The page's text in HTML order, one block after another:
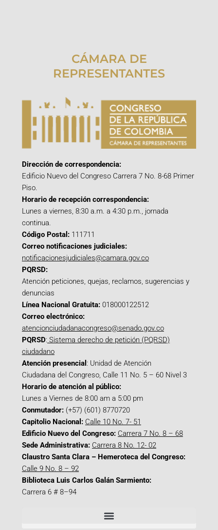
CÁMARA DE
REPRESENTANTES
Dirección de correspondencia:
Edificio Nuevo del Congreso Carrera 7 No. 8-68 Primer
Piso.
Horario de recepción correspondencia:
Lunes a viernes, 8:30 a.m. a 4:30 p.m., jornada
continua.
Código Postal: 111711
Correo notificaciones judiciales:
notificacionesjudiciales@camara.gov.co
PQRSD:
Atención peticiones, quejas, reclamos, sugerencias y
denuncias
Línea Nacional Gratuita: 018000122512
Correo electrónico:
atencionciudadanacongreso@senado.gov.co
PQRSD: Sistema derecho de petición (PQRSD)
ciudadano
Atención presencial : Unidad de Atención
Ciudadana del Congreso, Calle 11 No. 5 – 60 Nivel 3
Horario de atención al público:
Lunes a Viernes de 8:00 am a 5:00 pm
Conmutador: (+57) (601) 8770720
Capitolio Nacional: Calle 10 No. 7- 51
Edificio Nuevo del Congreso: Carrera 7 No. 8 – 68
Sede Administrativa: Carrera 8 No. 12- 02
Claustro Santa Clara – Hemeroteca del Congreso:
Calle 9 No. 8 – 92
Biblioteca Luis Carlos Galán Sarmiento:
Carrera 6 # 8–94